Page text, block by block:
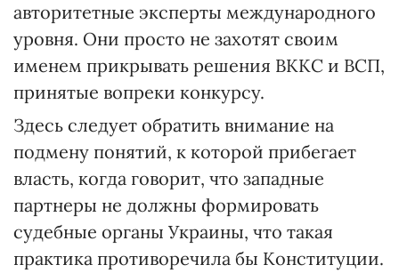
авторитетные эксперты международного
уровня. Они просто не захотят своим
именем прикрывать решения ВККС и ВСП,
принятые вопреки конкурсу.
Здесь следует обратить внимание на
подмену понятий, к которой прибегает
власть, когда говорит, что западные
партнеры не должны формировать
судебные органы Украины, что такая
практика противоречила бы Конституции.